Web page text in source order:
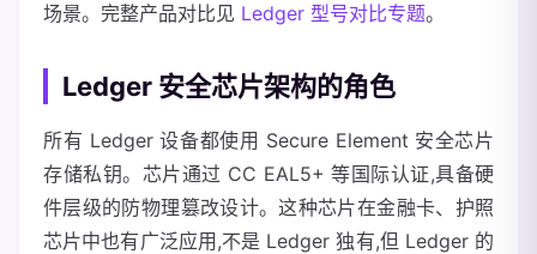
场景。完整产品对比见 Ledger 型号对比专题。
Ledger 安全芯片架构的角色
所有 Ledger 设备都使用 Secure Element 安全芯片
存储私钥。芯片通过 CC EAL5+ 等国际认证,具备硬
件层级的防物理篡改设计。这种芯片在金融卡、护照
芯片中也有广泛应用,不是 Ledger 独有,但 Ledger 的